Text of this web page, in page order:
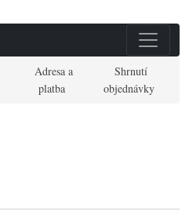
Adresa a
platba
Shrnutí
objednávky